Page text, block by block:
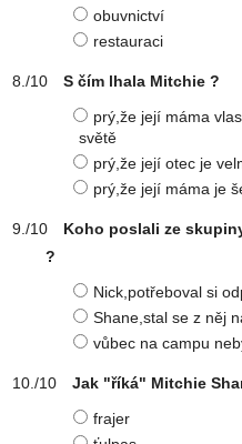
obuvnictví
restauraci
S čím lhala Mitchie ?
prý,že její máma
světě
prý,že její otec je
prý,že její máma je
Koho poslali ze
?
Nick,potřeboval si
Shane,stal se z něj
vůbec na campu
Jak "říká" Mitchie
frajer